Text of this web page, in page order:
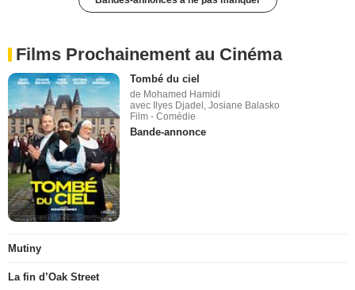
Films Prochainement au Cinéma
Tombé du ciel
de Mohamed Hamidi
avec Ilyes Djadel, Josiane Balasko
Film - Comédie
Bande-annonce
Mutiny
La fin d’Oak Street